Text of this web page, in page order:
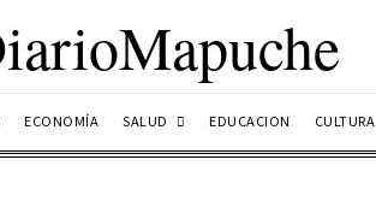
ECONOMÍA SALUD EDUCACION CULTURA